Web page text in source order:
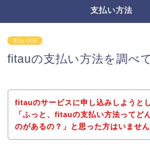
支払い方法
支払い方法
fitauの支払い方法を調べ
fitauのサービスに申し込みしようとし
「ふっと、fitauの支払い方法ってど
のがあるの？」と思った方はいません